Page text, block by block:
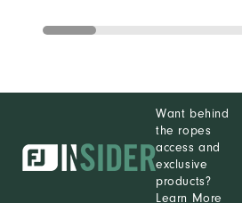
Want behind
the ropes
access and
exclusive
products?
Learn More